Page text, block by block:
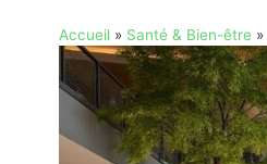
Accueil» Santé & Bien-être »